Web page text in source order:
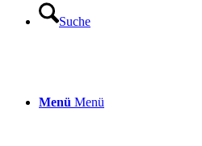
Suche
Menü Menü